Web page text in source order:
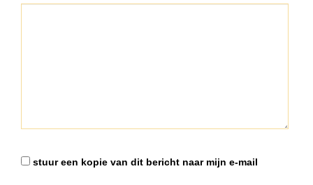
stuur een kopie van dit bericht naar mijn e-mail